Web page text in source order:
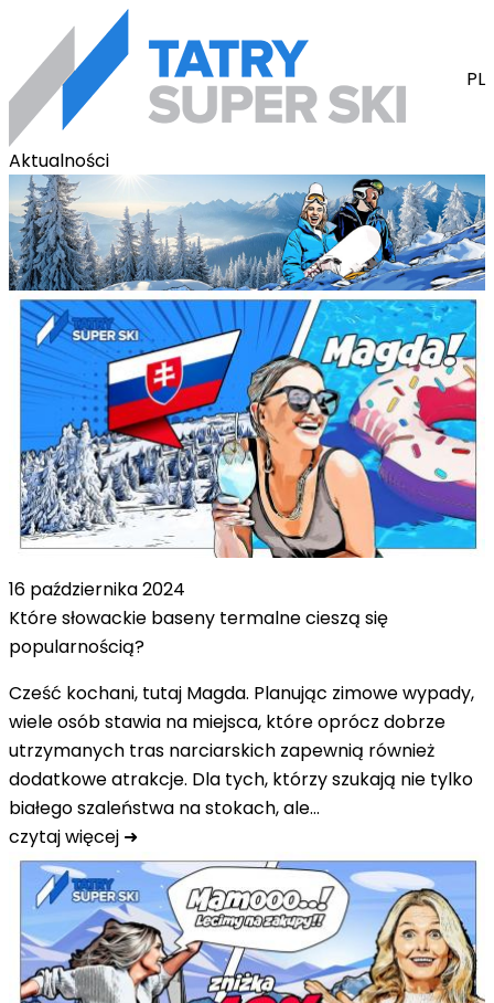
PL
Aktualności
16 października 2024
Które słowackie baseny termalne cieszą się
popularnością?
Cześć kochani, tutaj Magda. Planując zimowe wypady,
wiele osób stawia na miejsca, które oprócz dobrze
utrzymanych tras narciarskich zapewnią również
dodatkowe atrakcje. Dla tych, którzy szukają nie tylko
białego szaleństwa na stokach, ale…
czytaj więcej ➜